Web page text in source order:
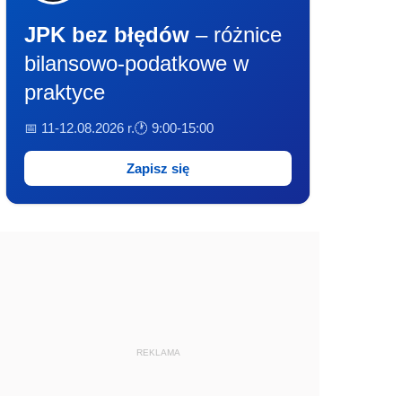
JPK bez błędów – różnice
bilansowo-podatkowe w
praktyce
📅 11-12.08.2026 r.🕐 9:00-15:00
Zapisz się
REKLAMA